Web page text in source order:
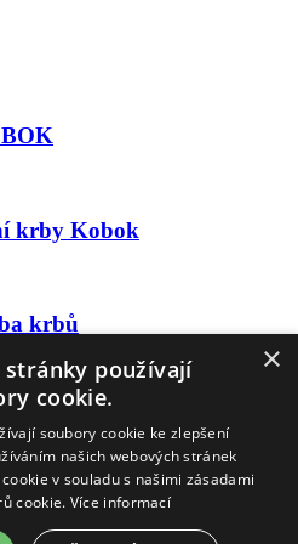
krby Kobok
krbů
vložky
×
stránky používají
cookie.
soubory cookie ke zlepšení
našich webových stránek
v souladu s našimi zásadami
cookie. Více informací